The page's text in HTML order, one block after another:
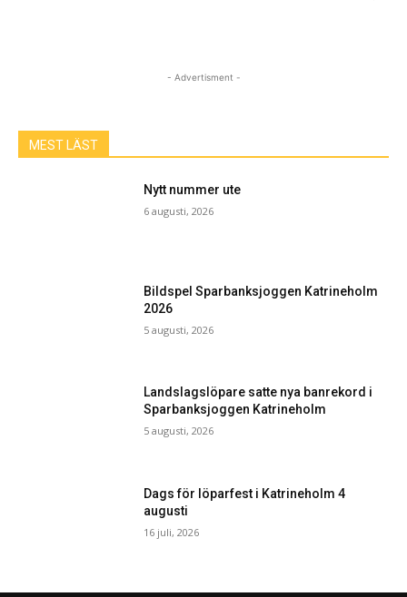
- Advertisment -
MEST LÄST
Nytt nummer ute
6 augusti, 2026
Bildspel Sparbanksjoggen Katrineholm
2026
5 augusti, 2026
Landslagslöpare satte nya banrekord i
Sparbanksjoggen Katrineholm
5 augusti, 2026
Dags för löparfest i Katrineholm 4
augusti
16 juli, 2026